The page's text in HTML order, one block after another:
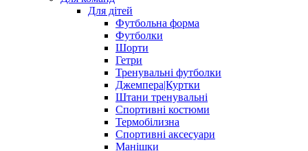
Для дітей
Футбольна форма
Футболки
Шорти
Гетри
Тренувальні футболки
Джемпера|Куртки
Штани тренувальні
Спортивні костюми
Термобілизна
Спортивні аксесуари
Манішки